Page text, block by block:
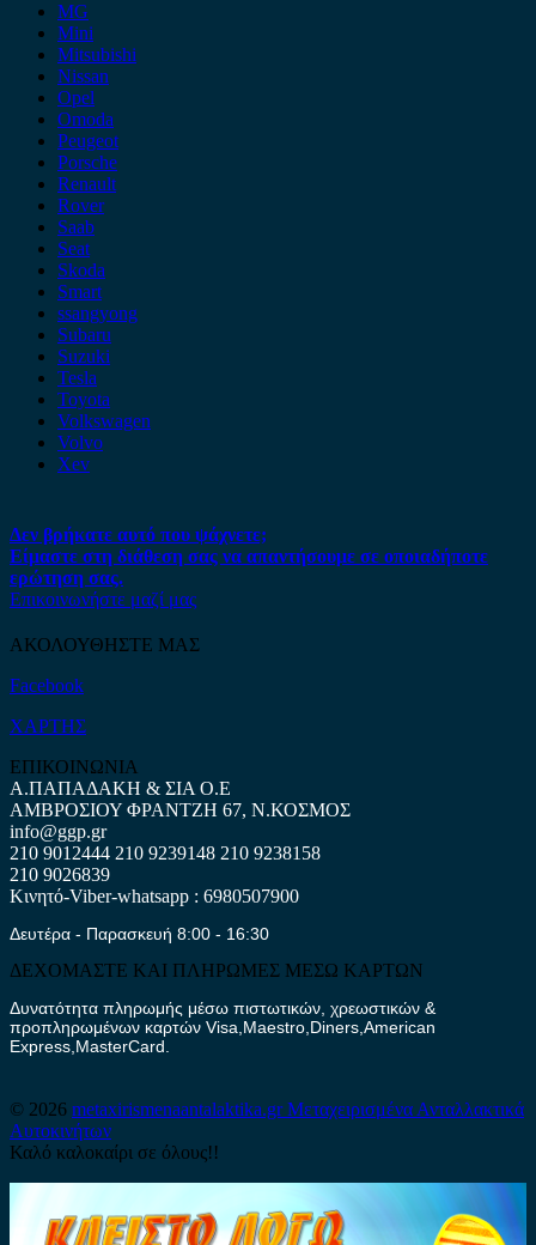
MG
Mini
Mitsubishi
Nissan
Opel
Omoda
Peugeot
Porsche
Renault
Rover
Saab
Seat
Skoda
Smart
ssangyong
Subaru
Suzuki
Tesla
Toyota
Volkswagen
Volvo
Xev
Δεν βρήκατε αυτό που ψάχνετε;
Είμαστε στη διάθεση σας να απαντήσουμε σε οποιαδήποτε
ερώτηση σας.
Επικοινωνήστε μαζί μας
ΑΚΟΛΟΥΘΗΣΤΕ ΜΑΣ
Facebook
ΧΑΡΤΗΣ
ΕΠΙΚΟΙΝΩΝΙΑ
Α.ΠΑΠΑΔΑΚΗ & ΣΙΑ Ο.Ε
ΑΜΒΡΟΣΙΟΥ ΦΡΑΝΤΖΗ 67, Ν.ΚΟΣΜΟΣ
info@ggp.gr
210 9012444 210 9239148 210 9238158
210 9026839
Κινητό-Viber-whatsapp : 6980507900
Δευτέρα - Παρασκευή 8:00 - 16:30
ΔΕΧΟΜΑΣΤΕ ΚΑΙ ΠΛΗΡΩΜΕΣ ΜΕΣΩ ΚΑΡΤΩΝ
Δυνατότητα πληρωμής μέσω πιστωτικών, χρεωστικών &
προπληρωμένων καρτών Visa,Maestro,Diners,American
Express,MasterCard.
© 2026 metaxirismenaantalaktika.grΜεταχειρισμένα Ανταλλακτικά
Αυτοκινήτων
Καλό καλοκαίρι σε όλους!!